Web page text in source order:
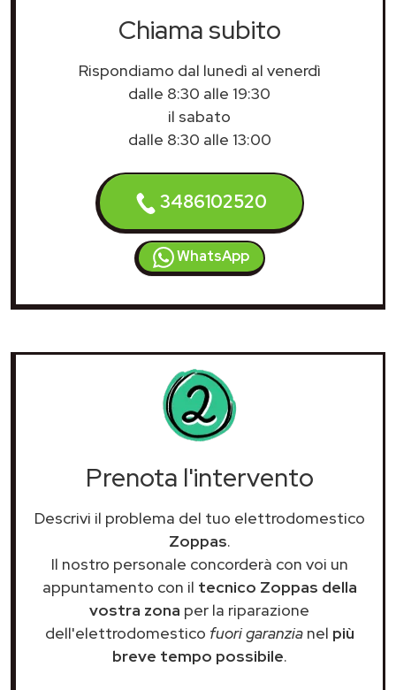
Chiama subito
Rispondiamo dal lunedì al venerdì
dalle 8:30 alle 19:30
il sabato
dalle 8:30 alle 13:00
3486102520
WhatsApp
Prenota l'intervento
Descrivi il problema del tuo elettrodomestico
Zoppas.
Il nostro personale concorderà con voi un
appuntamento con il tecnico Zoppas della
vostra zona per la riparazione
dell'elettrodomestico fuori garanzianel più
breve tempo possibile.